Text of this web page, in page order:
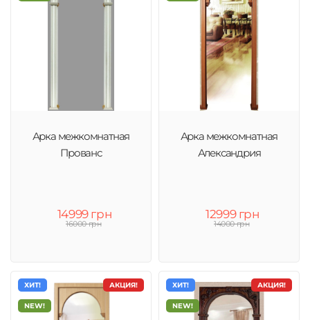
Арка межкомнатная
Прованс
14999 грн
16000 грн
Арка межкомнатная
Александрия
12999 грн
14000 грн
АКЦИЯ!
ХИТ!
NEW!
АКЦИЯ!
ХИТ!
NEW!